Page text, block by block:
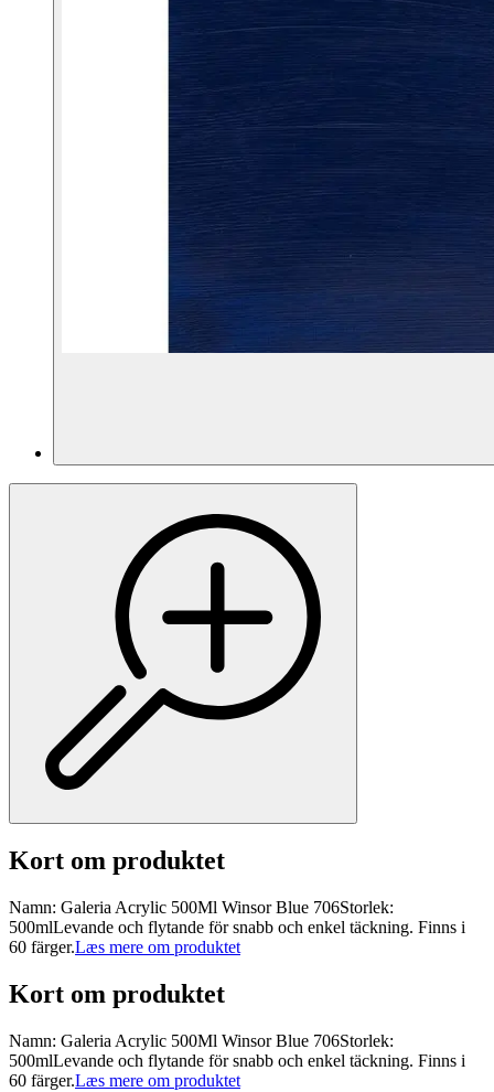
Kort om produktet
Namn: Galeria Acrylic 500Ml Winsor Blue 706Storlek:
500mlLevande och flytande för snabb och enkel täckning. Finns i
60 färger.Læs mere om produktet
Kort om produktet
Namn: Galeria Acrylic 500Ml Winsor Blue 706Storlek:
500mlLevande och flytande för snabb och enkel täckning. Finns i
60 färger.Læs mere om produktet